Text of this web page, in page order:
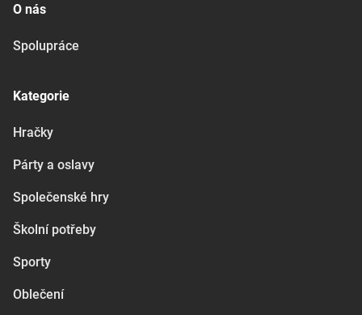
O nás
Spolupráce
Kategorie
Hračky
Párty a oslavy
Společenské hry
Školní potřeby
Sporty
Oblečení